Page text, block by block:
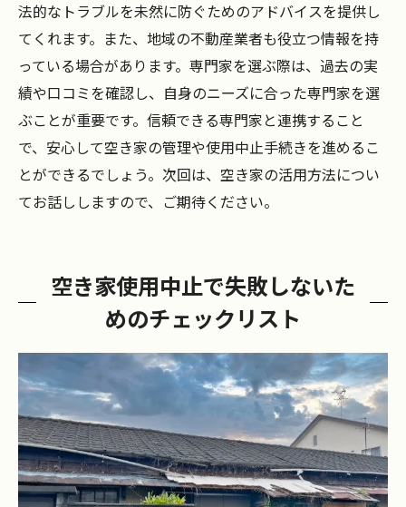
法的なトラブルを未然に防ぐためのアドバイスを提供し
てくれます。また、地域の不動産業者も役立つ情報を持
っている場合があります。専門家を選ぶ際は、過去の実
績や口コミを確認し、自身のニーズに合った専門家を選
ぶことが重要です。信頼できる専門家と連携すること
で、安心して空き家の管理や使用中止手続きを進めるこ
とができるでしょう。次回は、空き家の活用方法につい
てお話ししますので、ご期待ください。
空き家使用中止で失敗しないた
めのチェックリスト